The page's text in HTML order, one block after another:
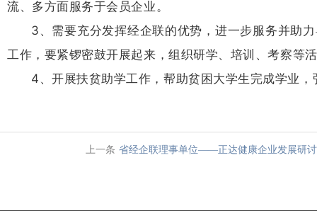
流、多方面服务于会员企业。
3、需要充分发挥经企联的优势，进一步服务并助
工作，要紧锣密鼓开展起来，组织研学、培训、考察等
4、开展扶贫助学工作，帮助贫困大学生完成学业
上一条 省经企联理事单位——正达健康企业发展研